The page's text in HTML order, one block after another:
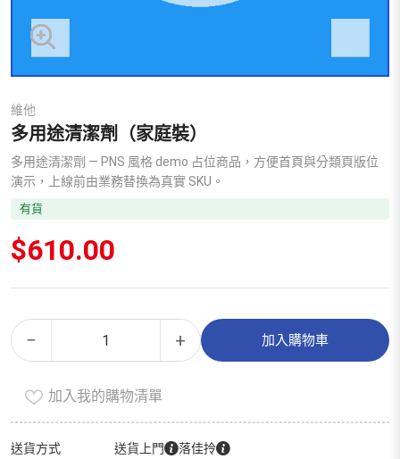
維他
多用途清潔劑（家庭裝）
多用途清潔劑 — PNS 風格 demo 占位商品，方便首頁與分類頁版位
演示，上線前由業務替換為真實 SKU。
有貨
$610.00
−
多
用
潔
劑
+ 加入購物車
Alternative:
加入我的購物清單
送貨方式 送貨上門 落佳拎